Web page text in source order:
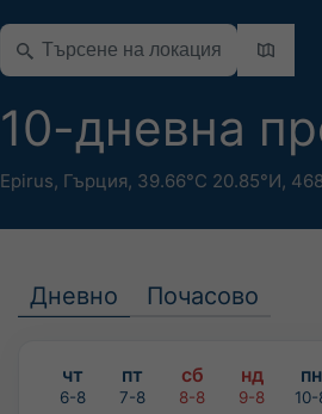
10-дневна
Epirus, Гърция, 39.66°С 20.85°И,
Дневно Почасово
чт пт сб нд пн
6-8 7-8 8-8 9-8 10-